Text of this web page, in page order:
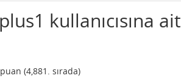
kullanıcısına ait
(4,881 . sırada)